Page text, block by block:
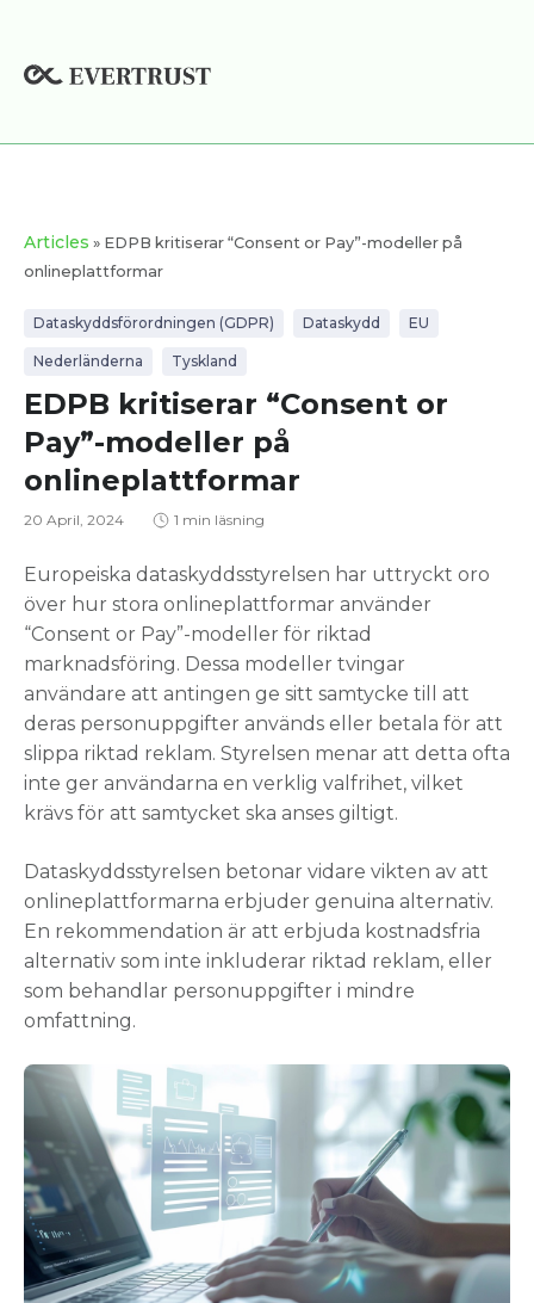
innehåll
Articles » EDPB kritiserar “Consent or Pay”-modeller på
onlineplattformar
Dataskyddsförordningen (GDPR) Dataskydd EU
Nederländerna Tyskland
EDPB kritiserar “Consent or
Pay”-modeller på
onlineplattformar
20 April, 2024 1 min läsning
Europeiska dataskyddsstyrelsen har uttryckt oro
över hur stora onlineplattformar använder
“Consent or Pay”-modeller för riktad
marknadsföring. Dessa modeller tvingar
användare att antingen ge sitt samtycke till att
deras personuppgifter används eller betala för att
slippa riktad reklam. Styrelsen menar att detta ofta
inte ger användarna en verklig valfrihet, vilket
krävs för att samtycket ska anses giltigt.
Dataskyddsstyrelsen betonar vidare vikten av att
onlineplattformarna erbjuder genuina alternativ.
En rekommendation är att erbjuda kostnadsfria
alternativ som inte inkluderar riktad reklam, eller
som behandlar personuppgifter i mindre
omfattning.